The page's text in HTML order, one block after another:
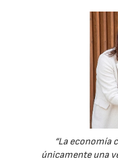
“La economía
únicamente una